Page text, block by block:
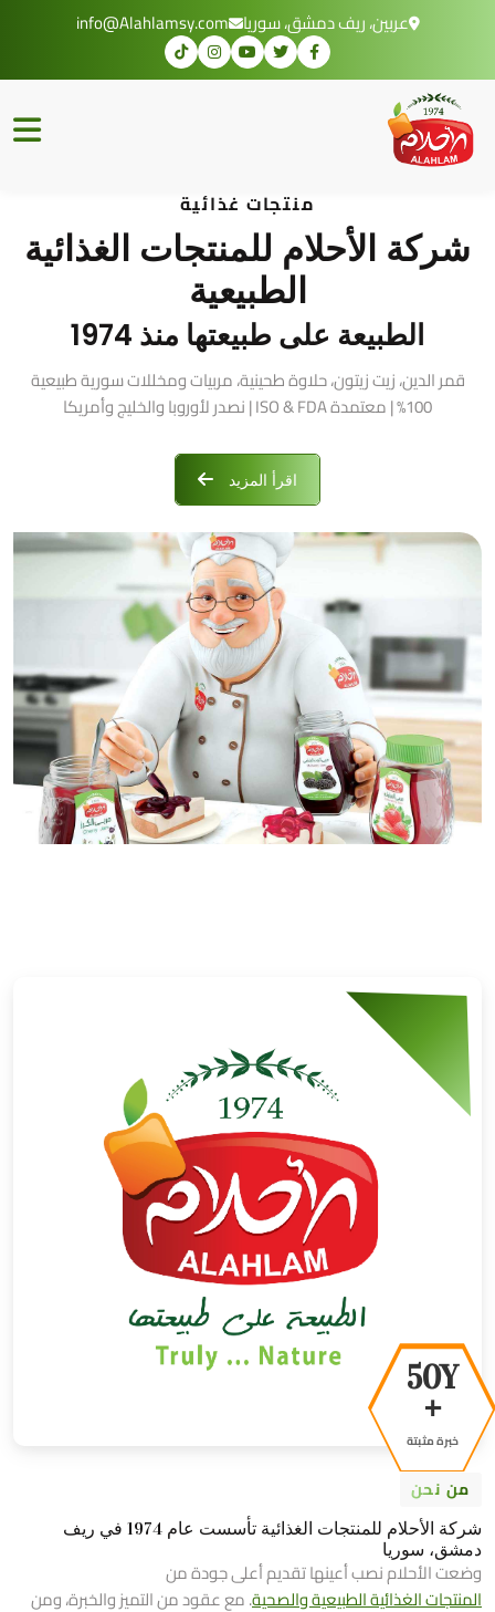
عربين، ريف دمشق، سوريا info@Alahlamsy.com
منتجات غذائية
شركة الأحلام للمنتجات الغذائية
الطبيعية
الطبيعة على طبيعتها منذ 1974
قمر الدين، زيت زيتون، حلاوة طحينية، مربيات ومخللات سورية طبيعية
100% | معتمدة ISO & FDA | نصدر لأوروبا والخليج وأمريكا
اقرأ المزيد
50Y
+
خبرة مثبتة
من نحن
شركة الأحلام للمنتجات الغذائية تأسست عام 1974 في ريف
دمشق، سوريا
وضعت الأحلام نصب أعينها تقديم أعلى جودة من
المنتجات الغذائية الطبيعية والصحية. مع عقود من التميز والخبرة، ومن